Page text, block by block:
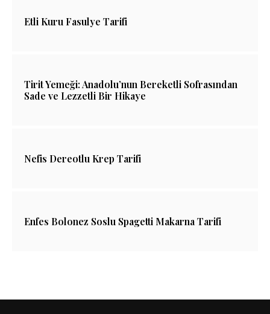
Etli Kuru Fasulye Tarifi
Tirit Yemeği: Anadolu’nun Bereketli Sofrasından
Sade ve Lezzetli Bir Hikaye
Nefis Dereotlu Krep Tarifi
Enfes Bolonez Soslu Spagetti Makarna Tarifi